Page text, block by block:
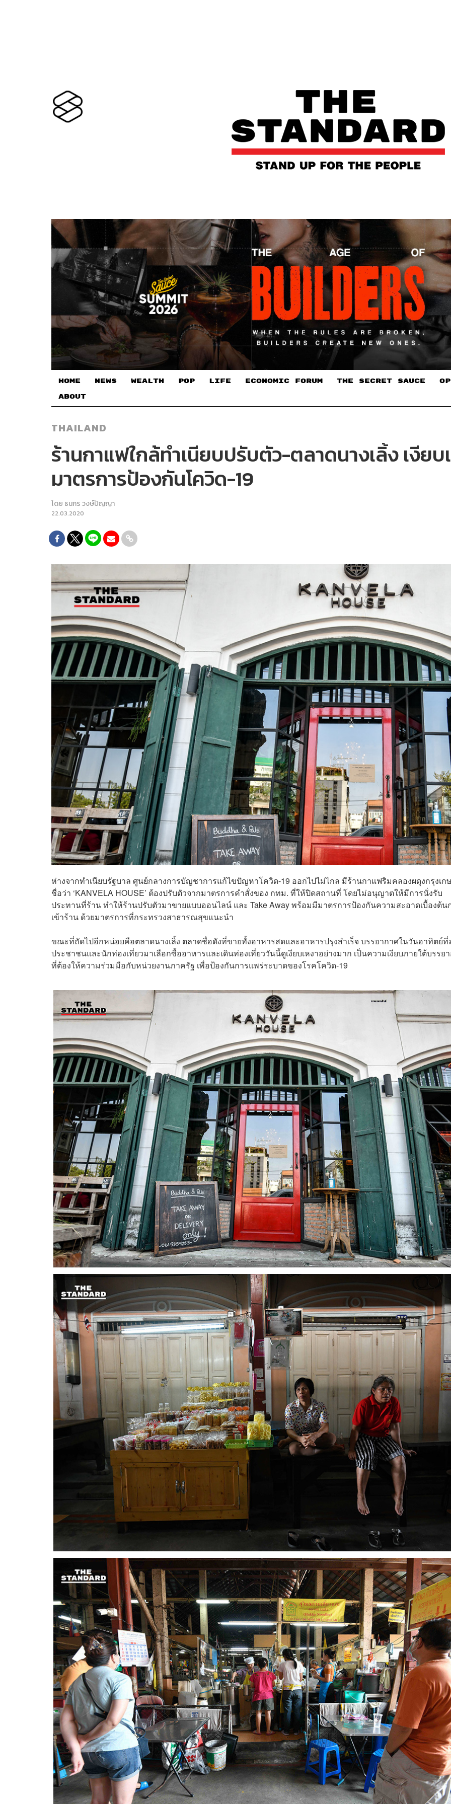
HOME NEWS WEALTH POP LIFE ECONOMIC FORUM THE SECRET SAUCE​
ABOUT
THAILAND
ร้านกาแฟใกล้ทำเนียบปรับตัว-ตลาดนางเลิ้ง เงียบ
มาตรการป้องกันโควิด-19
โดย ธนกร วงษ์ปัญญา
22.03.2020
ห่างจากทำเนียบรัฐบาล ศูนย์กลางการบัญชาการแก้ไขปัญหาโควิด-19 ออกไปไม่ไกล มีร้านกาแฟริมคลองผดุงกรุงเก
ชื่อว่า ‘KANVELA HOUSE’ ต้องปรับตัวจากมาตรการคำสั่งของ กทม. ที่ให้ปิดสถานที่ โดยไม่อนุญาตให้มีการนั่งรับ
ประทานที่ร้าน ทำให้ร้านปรับตัวมาขายแบบออนไลน์ และ Take Away พร้อมมีมาตรการป้องกันความสะอาดเบื้องต้น
เข้าร้าน ด้วยมาตรการที่กระทรวงสาธารณสุขแนะนำ
ขณะที่ถัดไปอีกหน่อยคือตลาดนางเลิ้ง ตลาดชื่อดังที่ขายทั้งอาหารสดและอาหารปรุงสำเร็จ บรรยากาศในวันอาทิตย์
ประชาชนและนักท่องเที่ยวมาเลือกซื้ออาหารและเดินท่องเที่ยววันนี้ดูเงียบเหงาอย่างมาก เป็นความเงียบภายใต้บรรย
ที่ต้องให้ความร่วมมือกับหน่วยงานภาครัฐ เพื่อป้องกันการแพร่ระบาดของโรคโควิด-19